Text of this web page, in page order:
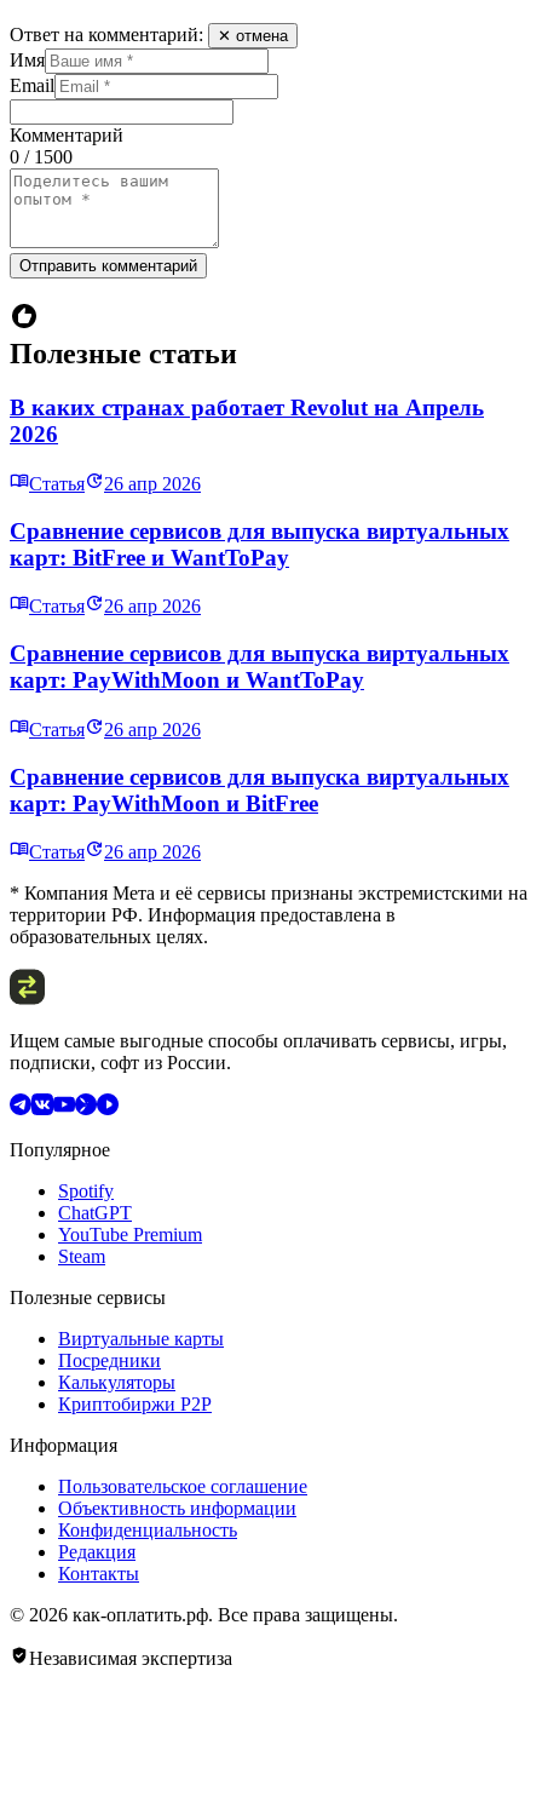
Ответ на комментарий: ✕ отмена
Имя
Email
Комментарий
0 / 1500
Отправить комментарий
Полезные статьи
В каких странах работает Revolut на Апрель
2026
Статья 26 апр 2026
Сравнение сервисов для выпуска виртуальных
карт: BitFree и WantToPay
Статья 26 апр 2026
Сравнение сервисов для выпуска виртуальных
карт: PayWithMoon и WantToPay
Статья 26 апр 2026
Сравнение сервисов для выпуска виртуальных
карт: PayWithMoon и BitFree
Статья
26 апр 2026
* Компания Мета и её сервисы признаны экстремистскими на
территории РФ. Информация предоставлена в
образовательных целях.
Ищем самые выгодные способы оплачивать сервисы, игры,
подписки, софт из России.
Популярное
Spotify
ChatGPT
YouTube Premium
Steam
Полезные сервисы
Виртуальные карты
Посредники
Калькуляторы
Криптобиржи P2P
Информация
Пользовательское соглашение
Объективность информации
Конфиденциальность
Редакция
Контакты
© 2026 как-оплатить.рф. Все права защищены.
Независимая экспертиза